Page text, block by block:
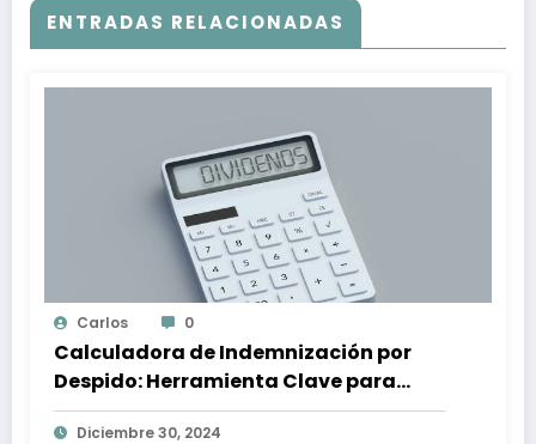
ENTRADAS RELACIONADAS
Carlos 0
Calculadora de Indemnización por
Despido: Herramienta Clave para
Proteger tus Derechos Laborales
Diciembre 30, 2024